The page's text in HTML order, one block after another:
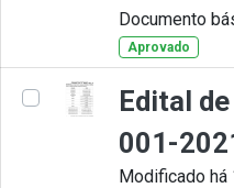
Documento
Aprovado
Edital
001-
Modificado há